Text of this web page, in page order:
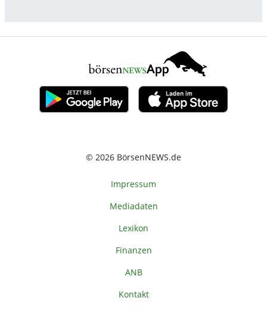
© 2026 BörsenNEWS.de
Impressum
Mediadaten
Lexikon
Finanzen
ANB
Kontakt